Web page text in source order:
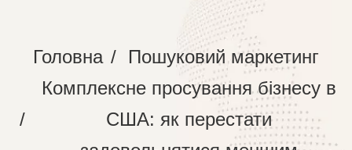
Головна
Пошуковий маркетинг
Комплексне просування бізнесу в
США: як перестати